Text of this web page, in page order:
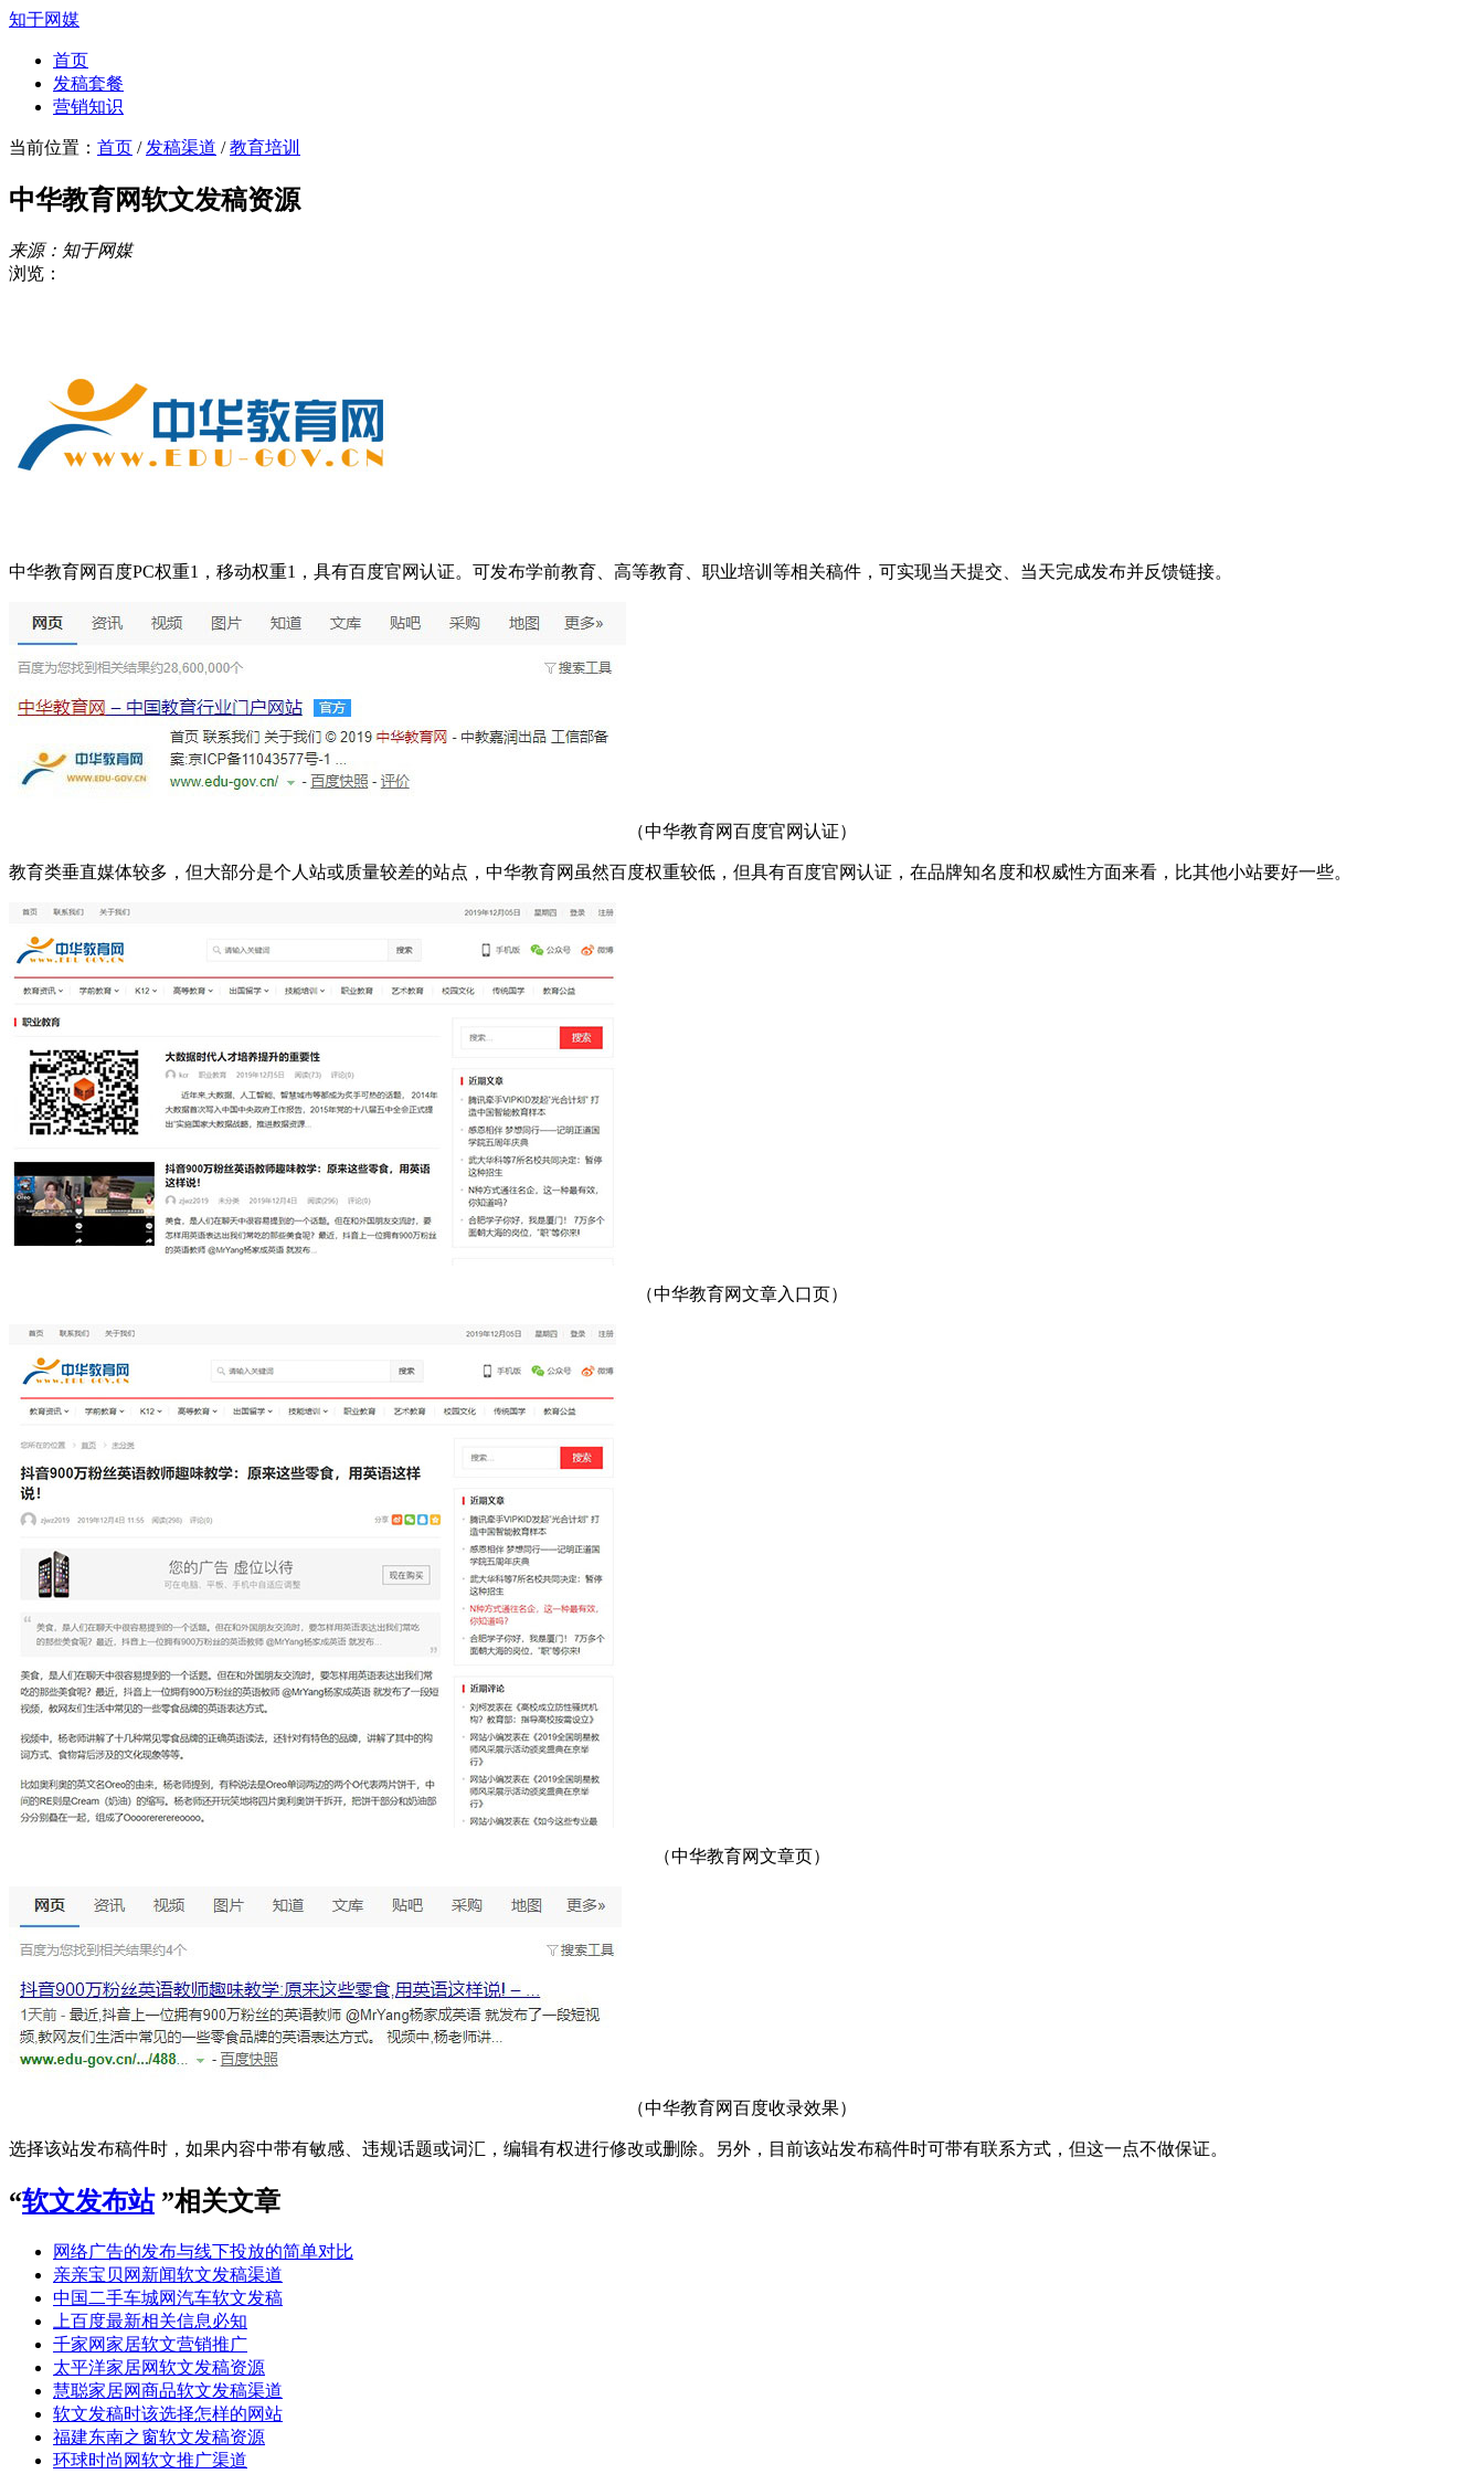
知于网媒
首页
发稿套餐
营销知识
当前位置： 首页 / 发稿渠道 /教育培训
中华教育网软文发稿资源
来源：知于网媒
浏览：
中华教育网百度PC权重1，移动权重1，具有百度官网认证。可发布学前教育、高等教育、职业培训等相关稿件，可实现当天提交、当天完成发布并反馈链接。
（中华教育网百度官网认证）
教育类垂直媒体较多，但大部分是个人站或质量较差的站点，中华教育网虽然百度权重较低，但具有百度官网认证，在品牌知名度和权威性方面来看，比其他小站要好一些。
（中华教育网文章入口页）
（中华教育网文章页）
（中华教育网百度收录效果）
选择该站发布稿件时，如果内容中带有敏感、违规话题或词汇，编辑有权进行修改或删除。另外，目前该站发布稿件时可带有联系方式，但这一点不做保证。
“软文发布站”相关文章
网络广告的发布与线下投放的简单对比
亲亲宝贝网新闻软文发稿渠道
中国二手车城网汽车软文发稿
上百度最新相关信息必知
千家网家居软文营销推广
太平洋家居网软文发稿资源
慧聪家居网商品软文发稿渠道
软文发稿时该选择怎样的网站
福建东南之窗软文发稿资源
环球时尚网软文推广渠道